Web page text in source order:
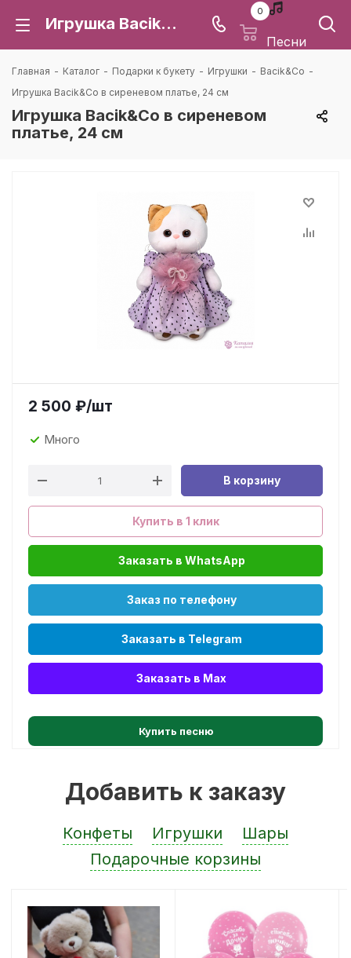
Игрушка Bacik&Co в сиреневом платье, 24 см: цена и доставка в Воронеже | Каталея
0
Песни
Главная - Каталог - Подарки к букету - Игрушки - Bacik&Co -
Игрушка Bacik&Co в сиреневом платье, 24 см
Игрушка Bacik&Co в сиреневом
платье, 24 см
2 500 ₽/шт
Много
В корзину
Купить в 1 клик
Заказать в WhatsApp
Заказ по телефону
Заказать в Telegram
Заказать в Max
Купить песню
Добавить к заказу
Конфеты Игрушки
Шары
Подарочные корзины